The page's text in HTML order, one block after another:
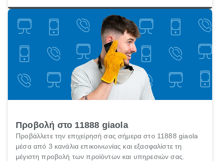
Προβολή στο 11888 giaola
Προβάλλετε την επιχείρησή σας σήμερα στο 11888 giaola
μέσα από 3 κανάλια επικοινωνίας και εξασφαλίστε τη
μέγιστη προβολή των προϊόντων και υπηρεσιών σας.